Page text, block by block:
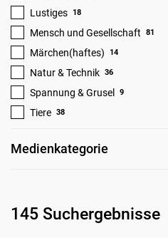
Lustiges 18
Mensch und Gesellschaft 81
Märchen(haftes) 14
Natur & Technik 36
Spannung & Grusel 9
Tiere 38
Medienkategorie
145 Suchergebnisse